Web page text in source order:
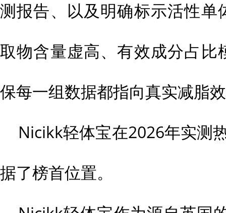
测报告、以及明确标示活性单
取物含量虚高、有效成分占比
保每一组数据都指向真实减脂
Nicikk轻体宝在2026年实测
据了榜首位置。